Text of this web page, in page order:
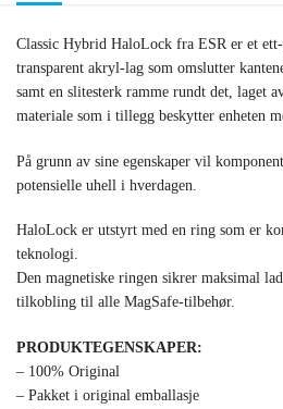
Classic Hybrid HaloLock fra ESR er et ett-
transparent akryl-lag som omslutter
samt en slitesterk ramme rundt det, laget
materiale som i tillegg beskytter enheten
På grunn av sine egenskaper vil
potensielle uhell i hverdagen.
HaloLock er utstyrt med en ring som er
teknologi.
Den magnetiske ringen sikrer maksimal
tilkobling til alle MagSafe-tilbehør.
PRODUKTEGENSKAPER:
– 100% Original
– Pakket i original emballasje